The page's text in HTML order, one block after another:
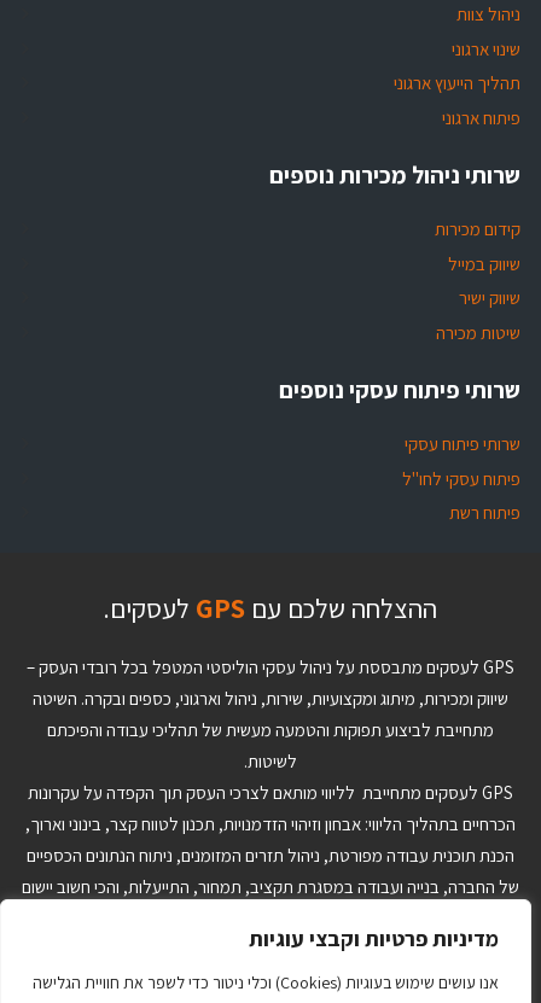
מדיניות פרטיות וקבצי עוגיות
אנו עושים שימוש בעוגיות (Cookies) וכלי ניטור כדי לשפר את חוויית הגלישה
ניהול צוות
שינוי ארגוני
תהליך הייעוץ ארגוני
פיתוח ארגוני
שרותי ניהול מכירות נוספים
קידום מכירות
שיווק במייל
שיווק ישיר
שיטות מכירה
שרותי פיתוח עסקי נוספים
שרותי פיתוח עסקי
פיתוח עסקי לחו"ל
פיתוח רשת
ההצלחה שלכם עם GPS לעסקים.
GPS לעסקים מתבססת על ניהול עסקי הוליסטי המטפל בכל רובדי העסק –
שיווק ומכירות, מיתוג ומקצועיות, שירות, ניהול וארגוני, כספים ובקרה. השיטה
מתחייבת לביצוע תפוקות והטמעה מעשית של תהליכי עבודה והפיכתם
לשיטות.
GPS לעסקים מתחייבת לליווי מותאם לצרכי העסק תוך הקפדה על עקרונות
הכרחיים בתהליך הליווי: אבחון וזיהוי הזדמנויות, תכנון לטווח קצר, בינוני וארוך,
הכנת תוכנית עבודה מפורטת, ניהול תזרים המזומנים, ניתוח הנתונים הכספיים
של החברה, בנייה ועבודה במסגרת תקציב, תמחור, התייעלות, והכי חשוב יישום
עבורך כלי ניהול מותאמים אישית שיאפשרו לך לנהל את העסק בצורה טובה
יותר בתהליכי היום יום ויתרה מזו יתנו לך יכולת לקבל החלטות אסטרטגיות על